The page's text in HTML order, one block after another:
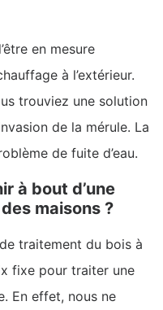
en mesure
à l’extérieur.
trouviez une solution
de la mérule. La
de fuite d’eau.
à bout d’une
maisons ?
traitement du bois à
fixe pour traiter une
En effet, nous ne